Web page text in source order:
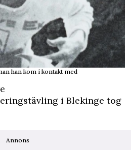
han kom i kontakt med
i Blekinge tog
Annons